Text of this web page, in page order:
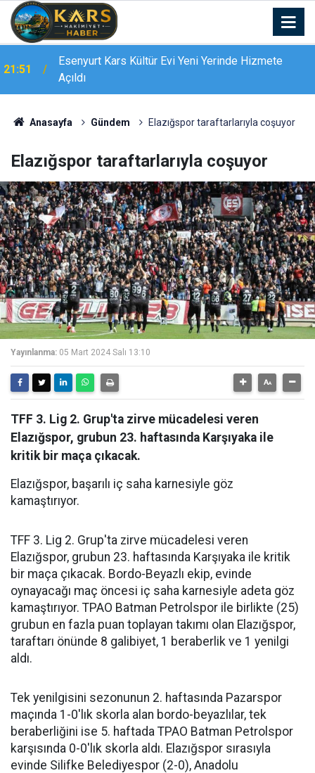
21:51
Esenyurt Kars Kültür Evi Yeni Yerinde Hizmete
Açıldı
Anasayfa Gündem Elazığspor taraftarlarıyla coşuyor
Elazığspor taraftarlarıyla coşuyor
Yayınlanma: 05 Mart 2024 Salı 13:10
TFF 3. Lig 2. Grup'ta zirve mücadelesi veren
Elazığspor, grubun 23. haftasında Karşıyaka ile
kritik bir maça çıkacak.
Elazığspor, başarılı iç saha karnesiyle göz
kamaştırıyor.
TFF 3. Lig 2. Grup'ta zirve mücadelesi veren
Elazığspor, grubun 23. haftasında Karşıyaka ile kritik
bir maça çıkacak. Bordo-Beyazlı ekip, evinde
oynayacağı maç öncesi iç saha karnesiyle adeta göz
kamaştırıyor. TPAO Batman Petrolspor ile birlikte (25)
grubun en fazla puan toplayan takımı olan Elazığspor,
taraftarı önünde 8 galibiyet, 1 beraberlik ve 1 yenilgi
aldı.
Tek yenilgisini sezonunun 2. haftasında Pazarspor
maçında 1-0'lık skorla alan bordo-beyazlılar, tek
beraberliğini ise 5. haftada TPAO Batman Petrolspor
karşısında 0-0'lık skorla aldı. Elazığspor sırasıyla
evinde Silifke Belediyespor (2-0), Anadolu